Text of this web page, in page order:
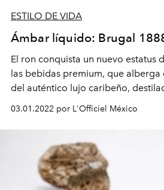
ESTILO DE VIDA
Ámbar líquido: Brugal
El ron conquista un nuevo estatus
las bebidas premium, que alberga
del auténtico lujo caribeño,
03.01.2022 por L'Officiel México